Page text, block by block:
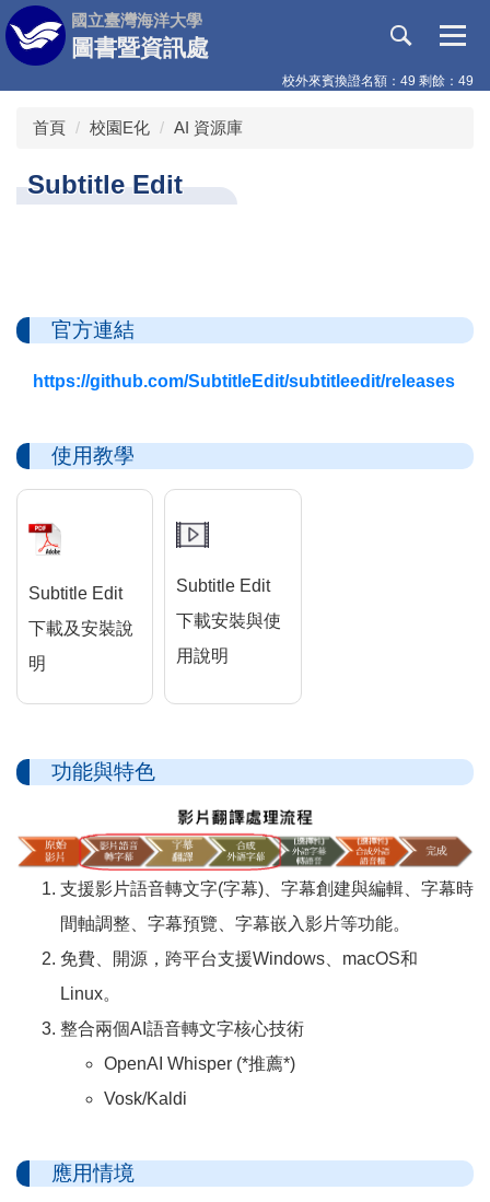
跳
到
主
要
國立臺灣海洋大學
圖書暨資訊處
校外來賓換證名額：49 剩餘：49
首頁 校園E化 AI 資源庫
Subtitle Edit
官方連結
https://github.com/SubtitleEdit/subtitleedit/releases
使用教學
Subtitle Edit
下載及安裝說
明
Subtitle Edit
下載安裝與使
用說明
功能與特色
支援影片語音轉文字(字幕)、字幕創建與編輯、字幕時
間軸調整、字幕預覽、字幕嵌入影片等功能。
免費、開源，跨平台支援Windows、macOS和
Linux。
整合兩個AI語音轉文字核心技術
OpenAI Whisper (*推薦*)
Vosk/Kaldi
應用情境